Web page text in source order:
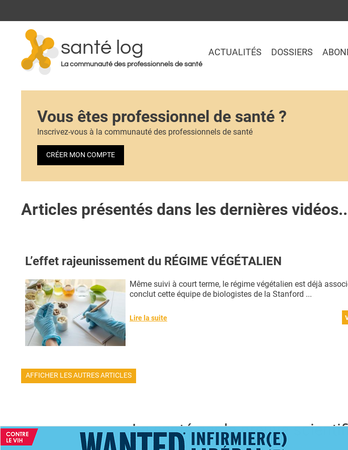
Jump to
santé log
La communauté des professionnels de santé
ACTUALITÉS DOSSIERS
Vous êtes professionnel de santé ?
Inscrivez-vous à la communauté des professionnels de santé
CRÉER MON COMPTE
Articles présentés dans les dernières
L’effet rajeunissement du RÉGIME VÉGÉTALIEN
Même suivi à court terme, le régime végétalien est déjà
conclut cette équipe de biologistes de la Stanford ...
Lire la suite
AFFICHER LES AUTRES ARTICLES
La santé par la preuve